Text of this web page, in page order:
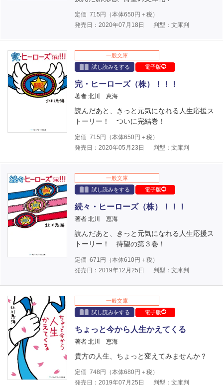
定価 715 円（本体650円＋税）
発売日：2020年07月18日
判型：文庫判
一般文庫
試し読みをする
電子版
完・ヒーローズ（株）！！！
著者 北川 恵海
読んだあと、きっと元気になれる人生応援ス
トーリー！ ついに完結巻！
定価 715 円（本体650円＋税）
発売日：2020年05月23日
判型：文庫判
一般文庫
試し読みをする
電子版
続々・ヒーローズ（株）！！！
著者 北川 恵海
読んだあと、きっと元気になれる人生応援ス
トーリー！ 待望の第３巻！
定価 671 円（本体610円＋税）
発売日：2019年12月25日
判型：文庫判
一般文庫
試し読みをする
電子版
ちょっと今から人生かえてくる
著者 北川 恵海
貴方の人生、ちょっと変えてみませんか？
定価 748 円（本体680円＋税）
発売日：2019年07月25日
判型：文庫判